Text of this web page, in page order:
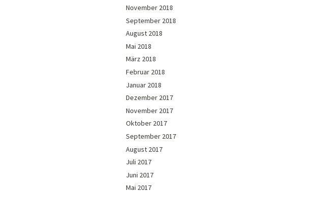
November 2018
September 2018
August 2018
Mai 2018
März 2018
Februar 2018
Januar 2018
Dezember 2017
November 2017
Oktober 2017
September 2017
August 2017
Juli 2017
Juni 2017
Mai 2017